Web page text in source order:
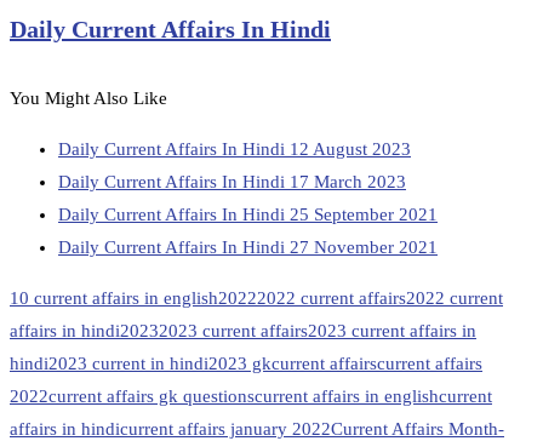
Daily Current Affairs In Hindi
You Might Also Like
Daily Current Affairs In Hindi 12 August 2023
Daily Current Affairs In Hindi 17 March 2023
Daily Current Affairs In Hindi 25 September 2021
Daily Current Affairs In Hindi 27 November 2021
10 current affairs in english20222022 current affairs2022 current
affairs in hindi20232023 current affairs2023 current affairs in
hindi2023 current in hindi2023 gkcurrent affairscurrent affairs
2022current affairs gk questionscurrent affairs in englishcurrent
affairs in hindicurrent affairs january 2022Current Affairs Month-